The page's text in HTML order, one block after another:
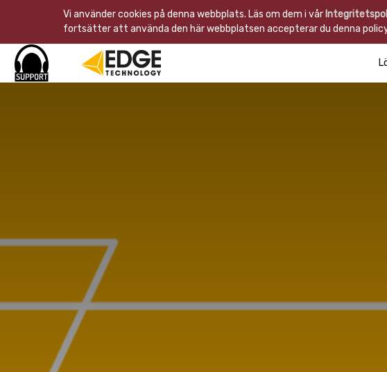
Vi använder cookies på denna webbplats. Läs om dem i vår
fortsätter att använda den här webbplatsen accepterar du denna